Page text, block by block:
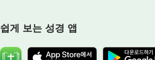
쉽게 보는 성경 앱